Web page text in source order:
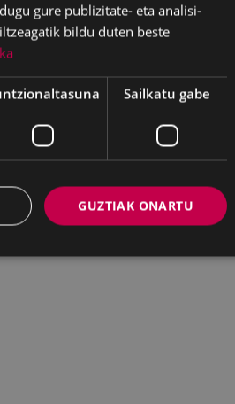
SPANISH
gure publizitate- eta analisi-
bildu duten beste
Sailkatu gabe
GUZTIAK ONARTU